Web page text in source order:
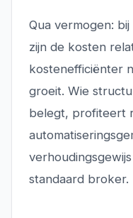
Qua vermogen:
zijn de kosten
kostenefficiënter
groeit. Wie
belegt, profiteert
standaard broker.